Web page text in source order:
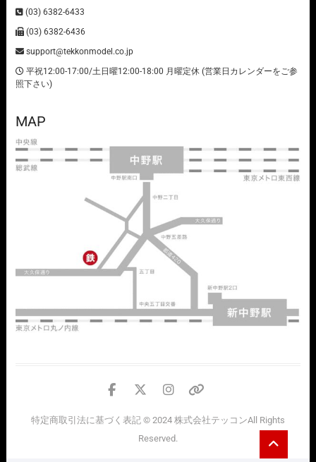
(03) 6382-6433
(03) 6382-6436
support@tekkonmodel.co.jp
平祝12:00-17:00/土日曜12:00-18:00 月曜定休 (営業日カレンダーをご参
照下さい)
MAP
facebook
twitter
instagram
情
特定商取引法に基づく表記© 2024 株式会社テッコンAll Rights
Reserved.
to